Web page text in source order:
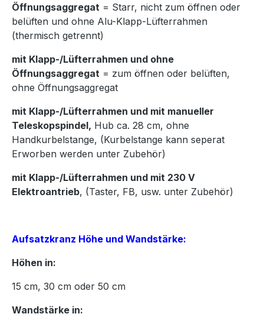
Öffnungsaggregat = Starr, nicht zum öffnen oder
belüften und ohne Alu-Klapp-Lüfterrahmen
(thermisch getrennt)
mit Klapp-/Lüfterrahmen und ohne
Öffnungsaggregat = zum öffnen oder belüften,
ohne Öffnungsaggregat
mit Klapp-/Lüfterrahmen und mit manueller
Teleskopspindel, Hub ca. 28 cm, ohne
Handkurbelstange, (Kurbelstange kann seperat
Erworben werden unter Zubehör)
mit Klapp-/Lüfterrahmen und mit 230 V
Elektroantrieb, (Taster, FB, usw. unter Zubehör)
Aufsatzkranz Höhe und Wandstärke:
Höhen in:
15 cm, 30 cm oder 50 cm
Wandstärke in: